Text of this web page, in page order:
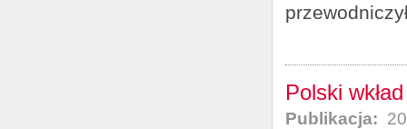
Polski
Publikacja: